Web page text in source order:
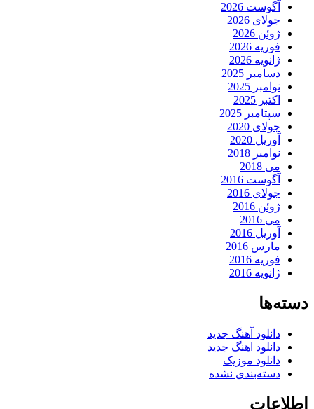
آگوست 2026
جولای 2026
ژوئن 2026
فوریه 2026
ژانویه 2026
دسامبر 2025
نوامبر 2025
اکتبر 2025
سپتامبر 2025
جولای 2020
آوریل 2020
نوامبر 2018
می 2018
آگوست 2016
جولای 2016
ژوئن 2016
می 2016
آوریل 2016
مارس 2016
فوریه 2016
ژانویه 2016
دسته‌ها
دانلود آهنگ جدید
دانلود اهنگ جدید
دانلود موزیک
دسته‌بندی نشده
اطلاعات